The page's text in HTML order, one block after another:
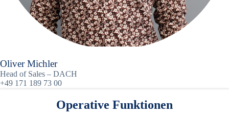
Oliver Michler
Head of Sales – DACH
+49 171 189 73 00
Operative Funktionen